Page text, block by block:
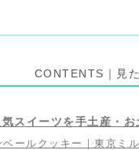
CONTENTS｜見
スイーツを手土産・
ベールクッキー｜東京ミ